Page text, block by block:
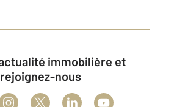
rejoignez-nous